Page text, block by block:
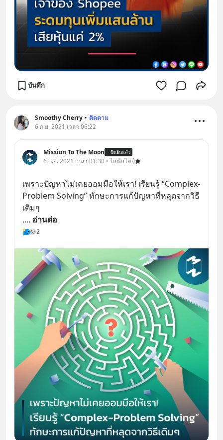
บันทึก
Smoothy Cherry • ติดตาม
6 ก.ย. 2021 เวลา 06:22
Mission To The Moon ยืนยันแล้ว
6 ก.ย. 2021 เวลา 01:30 • ไลฟ์สไตล์
​​เพราะปัญหาไม่เคยออมมือให้เรา! เรียนรู้ “Complex-
Problem Solving” ทักษะการแก้ปัญหาที่หลุดจากวิธี
เดิมๆ
.... อ่านต่อ
2